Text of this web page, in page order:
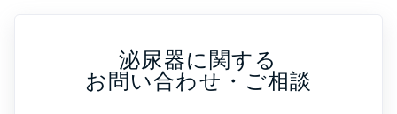
泌尿器に関する
お問い合わせ・ご相談